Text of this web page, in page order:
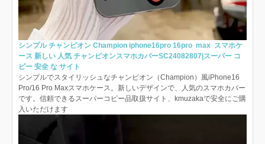
シンプル チャンピオン Champion iphone16pro 16pro max スマホケ
ース 新しい 人気 チャンピオンスマホカバーSC24082807|スーパー コ
ピー 安全 な サイト
シンプルでスタイリッシュなチャンピオン（Champion）風iPhone16
Pro/16 Pro Maxスマホケース。新しいデザインで、人気のスマホカバー
です。信頼できるスーパーコピー品取扱サイト、kmuzakaで安全にご購
入いただけます